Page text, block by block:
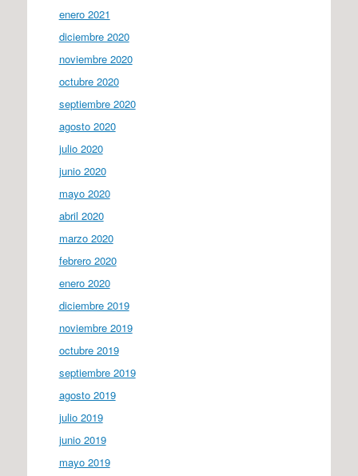
enero 2021
diciembre 2020
noviembre 2020
octubre 2020
septiembre 2020
agosto 2020
julio 2020
junio 2020
mayo 2020
abril 2020
marzo 2020
febrero 2020
enero 2020
diciembre 2019
noviembre 2019
octubre 2019
septiembre 2019
agosto 2019
julio 2019
junio 2019
mayo 2019